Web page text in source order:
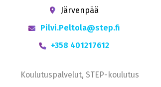
Järvenpää
Pilvi.Peltola@step.fi
+358 401217612
Koulutuspalvelut, STEP-koulutus